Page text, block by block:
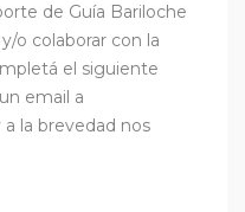
de Guía Bariloche
o colaborar con la
el siguiente
email a
a la brevedad nos